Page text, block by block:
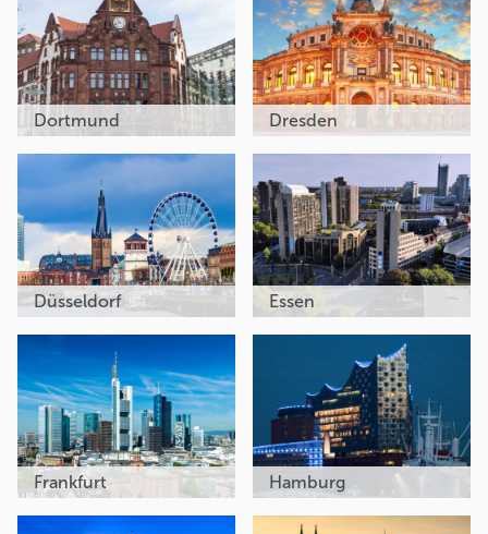
Dortmund Dresden
Düsseldorf Essen
Frankfurt Hamburg